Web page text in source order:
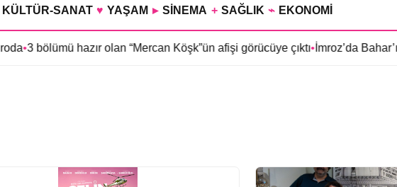
KÜLTÜR-SANAT ♥ YAŞAM ▸ SİNEMA + SAĞLIK ⌁ EKONOMİ
3 bölümü hazır olan “Mercan Köşk”ün afişi görücüye çıktı•İmroz’da Bahar’ın